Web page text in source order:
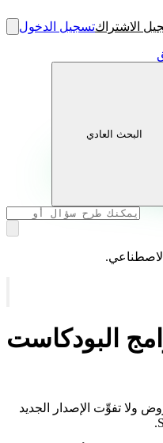
الاشتراكتسجيل الدخول
البحث العادي
البودكاست
ولا تفوِّت الإصدار الجديد